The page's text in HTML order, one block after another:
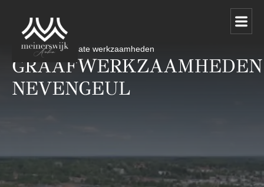
1 mei 2025 Update werkzaamheden
GRAAFWERKZAAMHEDEN
NEVENGEUL